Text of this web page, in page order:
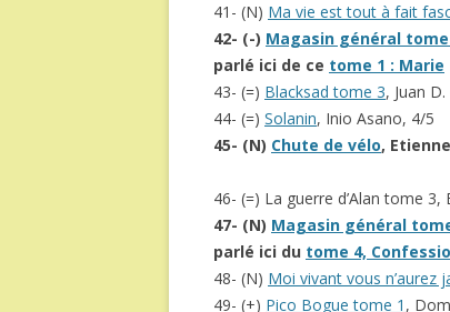
41- (N) Ma vie est tout à fait
42- (-) Magasin général tome
parlé ici de ce tome 1 : Marie
43- (=) Blacksad tome 3, Juan
44- (=) Solanin, Inio Asano, 4/5
45- (N) Chute de vélo,
46- (=) La guerre d’Alan tome
47- (N) Magasin général
parlé ici du tome 4,
48- (N) Moi vivant vous n’aurez
49- (+) Pico Bogue tome 1 ,